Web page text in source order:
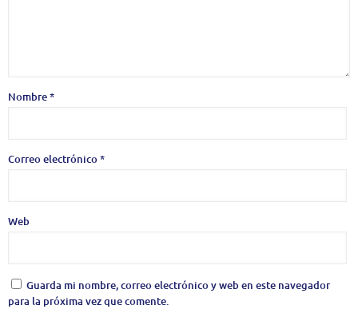
Nombre*
Correo electrónico*
Web
Guarda mi nombre, correo electrónico y web en este navegador
para la próxima vez que comente.